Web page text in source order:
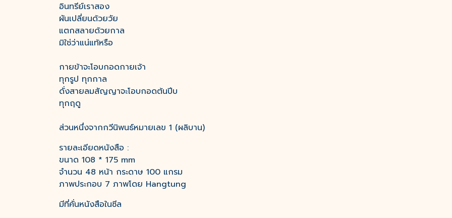
อินทรีย์เราสอง
ผันเปลี่ยนด้วยวัย
แตกสลายด้วยกาล
มิใช่ว่าแน่แท้หรือ
กายข้าจะโอบกอดกายเจ้า
ทุกรูป ทุกกาล
ดั่งสายลมสัญญาจะโอบกอดต้นปีบ
ทุกฤดู
ส่วนหนึ่งจากกวีนิพนธ์หมายเลข 1 (ผลิบาน)
รายละเอียดหนังสือ :
ขนาด 108 * 175 mm
จำนวน 48 หน้า กระดาษ 100 แกรม
ภาพประกอบ 7 ภาพโดย Hangtung
มีที่คั่นหนังสือในซีล